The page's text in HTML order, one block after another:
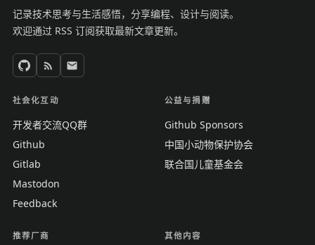
记录技术思考与生活感悟，分享编程、设计与阅读。
欢迎通过 RSS 订阅获取最新文章更新。
社会化互动
开发者交流QQ群
Github
Gitlab
Mastodon
Feedback
公益与捐赠
Github Sponsors
中国小动物保护协会
联合国儿童基金会
推荐厂商 其他内容